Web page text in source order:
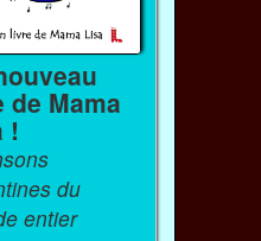
de Mama
!
du
entier